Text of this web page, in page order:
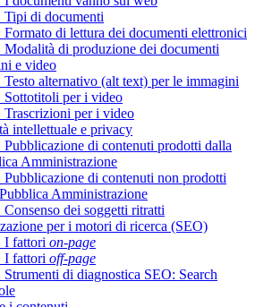
Tipi di documenti
Formato di lettura dei documenti elettronici
Modalità di produzione dei documenti
e video
Testo alternativo (alt text) per le immagini
Sottotitoli per i video
Trascrizioni per i video
intellettuale e privacy
Pubblicazione di contenuti prodotti dalla
Amministrazione
Pubblicazione di contenuti non prodotti
Amministrazione
Consenso dei soggetti ritratti
per i motori di ricerca (SEO)
I fattori on-page
I fattori off-page
Strumenti di diagnostica SEO: Search